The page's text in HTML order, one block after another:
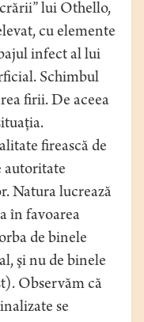
lui Othello,
cu elemente
infect al lui
Schimbul
firii. De aceea
firească de
autoritate
Natura lucrează
în favoarea
de binele
şi nu de binele
Observăm că
se